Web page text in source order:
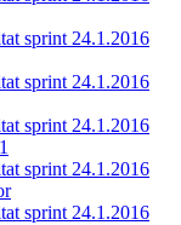
sprint 24.1.2016
sprint 24.1.2016
sprint 24.1.2016
sprint 24.1.2016
sprint 24.1.2016